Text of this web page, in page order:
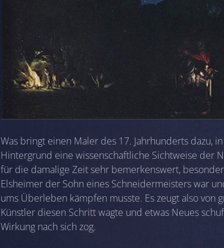
Was bringt einen Maler des 17. Jahrhunderts dazu,
Hintergrund eine wissenschaftliche Sichtweise der
für die damalige Zeit sehr bemerkenswert,
Elsheimer der Sohn eines Schneidermeisters war
ums Überleben kämpfen musste. Es zeugt also von
Künstler diesen Schritt wagte und etwas Neues
Wirkung nach sich zog.